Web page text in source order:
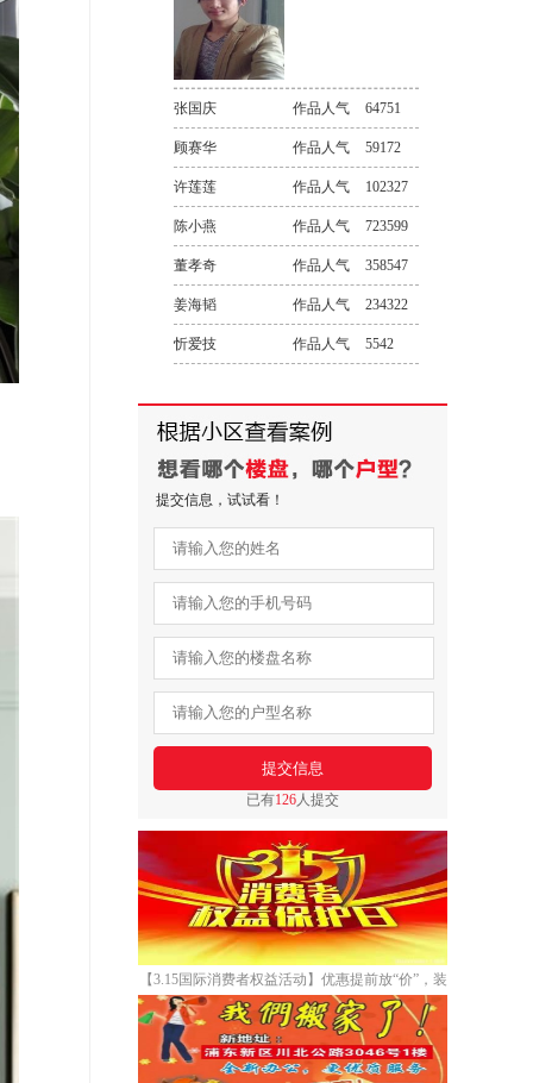
64751
张国庆 作品人气
59172
顾赛华 作品人气
102327
许莲莲 作品人气
723599
陈小燕 作品人气
358547
董孝奇 作品人气
234322
姜海韬 作品人气
5542
忻爱技 作品人气
提交信息，试试看！
已有126人提交
【3.15国际消费者权益活动】优惠提前放“价”，装
修省心又省“薪”！